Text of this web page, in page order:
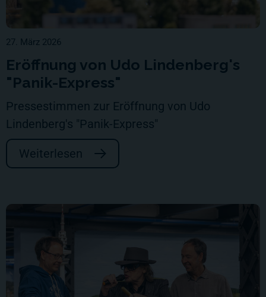
27. März 2026
Eröffnung von Udo Lindenberg's
"Panik-Express"
Pressestimmen zur Eröffnung von Udo
Lindenberg's "Panik-Express"
Weiterlesen